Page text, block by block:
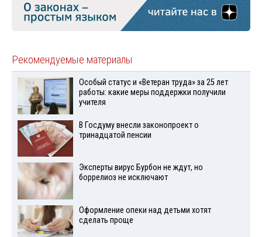
Рекомендуемые материалы
Особый статус и «Ветеран труда» за 25 лет
работы: какие меры поддержки получили
учителя
В Госдуму внесли законопроект о
тринадцатой пенсии
Эксперты вирус Бурбон не ждут, но
боррелиоз не исключают
Оформление опеки над детьми хотят
сделать проще